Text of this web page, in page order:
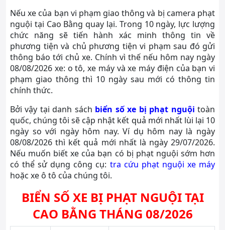
Nếu xe của bạn vi phạm giao thông và bị camera phạt
nguội tại Cao Bằng quay lại. Trong 10 ngày, lực lượng
chức năng sẽ tiến hành xác minh thông tin về
phương tiện và chủ phương tiện vi phạm sau đó gửi
thông báo tới chủ xe. Chính vì thế nếu hôm nay ngày
08/08/2026 xe: o tô, xe máy và xe máy điện của bạn vi
phạm giao thông thì 10 ngày sau mới có thông tin
chính thức.
Bởi vậy tại danh sách biển số xe bị phạt nguội toàn
quốc, chúng tôi sẽ cập nhật kết quả mới nhất lùi lại 10
ngày so với ngày hôm nay. Ví dụ hôm nay là ngày
08/08/2026 thì kết quả mới nhất là ngày 29/07/2026.
Nếu muốn biết xe của bạn có bị phạt nguội sớm hơn
có thể sử dụng công cụ: tra cứu phạt nguội xe máy
hoặc xe ô tô của chúng tôi.
BIỂN SỐ XE BỊ PHẠT NGUỘI TẠI
CAO BẰNG THÁNG 08/2026